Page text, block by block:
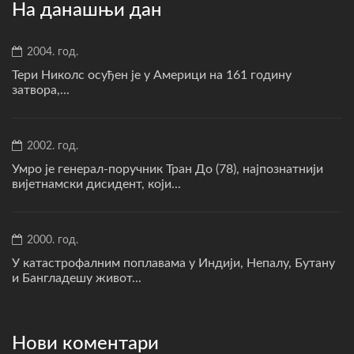
На данашњи дан
2004. год.
Тери Николс осуђен је у Америци на 161 годину
затвора,...
2002. год.
Умро је генерал-поручник Тран До (78), најпознатнији
вијетнамски дисидент, који...
2000. год.
У катастрофалним поплавама у Индији, Непалу, Бутану
и Бангладешу живот...
Нови коментари